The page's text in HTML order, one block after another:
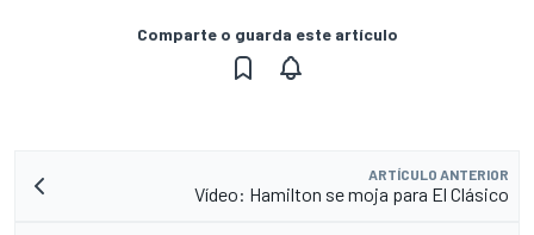
Comparte o guarda este artículo
ARTÍCULO ANTERIOR
Vídeo: Hamilton se moja para El Clásico